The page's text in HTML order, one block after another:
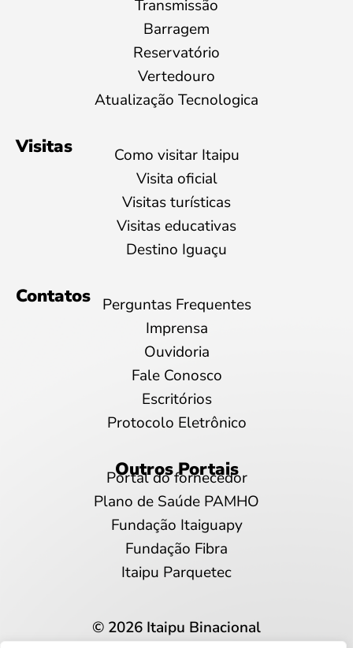
Transmissão
Barragem
Reservatório
Vertedouro
Atualização Tecnologica
Visitas
Como visitar Itaipu
Visita oficial
Visitas turísticas
Visitas educativas
Destino Iguaçu
Contatos
Perguntas Frequentes
Imprensa
Ouvidoria
Fale Conosco
Escritórios
Protocolo Eletrônico
Outros Portais
Portal do fornecedor
Plano de Saúde PAMHO
Fundação Itaiguapy
Fundação Fibra
Itaipu Parquetec
© 2026 Itaipu Binacional